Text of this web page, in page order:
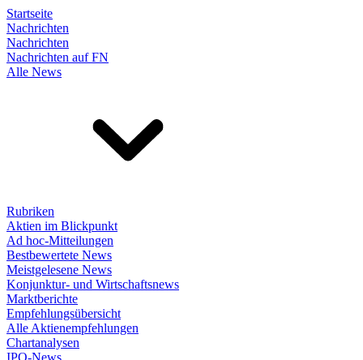
Startseite
Nachrichten
Nachrichten
Nachrichten auf FN
Alle News
Rubriken
Aktien im Blickpunkt
Ad hoc-Mitteilungen
Bestbewertete News
Meistgelesene News
Konjunktur- und Wirtschaftsnews
Marktberichte
Empfehlungsübersicht
Alle Aktienempfehlungen
Chartanalysen
IPO-News